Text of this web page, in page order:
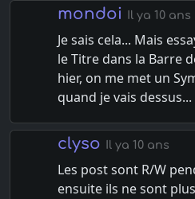
mondoi Il ya 10 ans
Je sais cela... Mais
le Titre dans la Barre
hier, on me met un
quand je vais dessus...
clyso Il ya 10 ans
Les post sont R/W
ensuite ils ne sont